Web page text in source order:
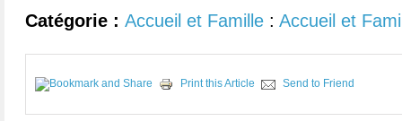
Catégorie : Accueil et Famille : Accueil et
Print this Article Send to Friend